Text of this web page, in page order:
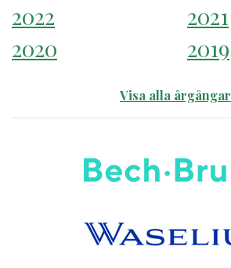
2022
2021
2020
2019
Visa alla årgångar